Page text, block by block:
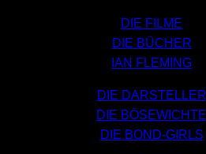
DIE FILME
DIE BÜCHER
IAN FLEMING
DIE DARSTELLER
DIE BÖSEWICHTE
DIE BOND-GIRLS